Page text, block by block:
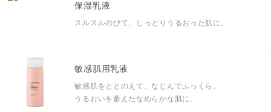
保湿乳液
スルスルのびて、しっとりうるおった肌に。
敏感肌用乳液
敏感肌をととのえて、なじんでふっくら。
うるおいを蓄えたなめらかな肌に。